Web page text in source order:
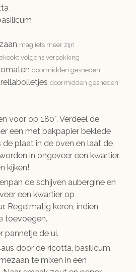
mag iets meer zijn
volgens verpakking
doormidden gesneden
doormidden gesneden
voor op 180°. Verdeel de
een met bakpapier beklede
de plaat in de oven en laat de
in ongeveer een kwartier.
kijken!
de schijven aubergine en
een kwartier op
Regelmatig keren, indien
toevoegen.
pannetje de ui.
door de ricotta, basilicum,
te mixen in een